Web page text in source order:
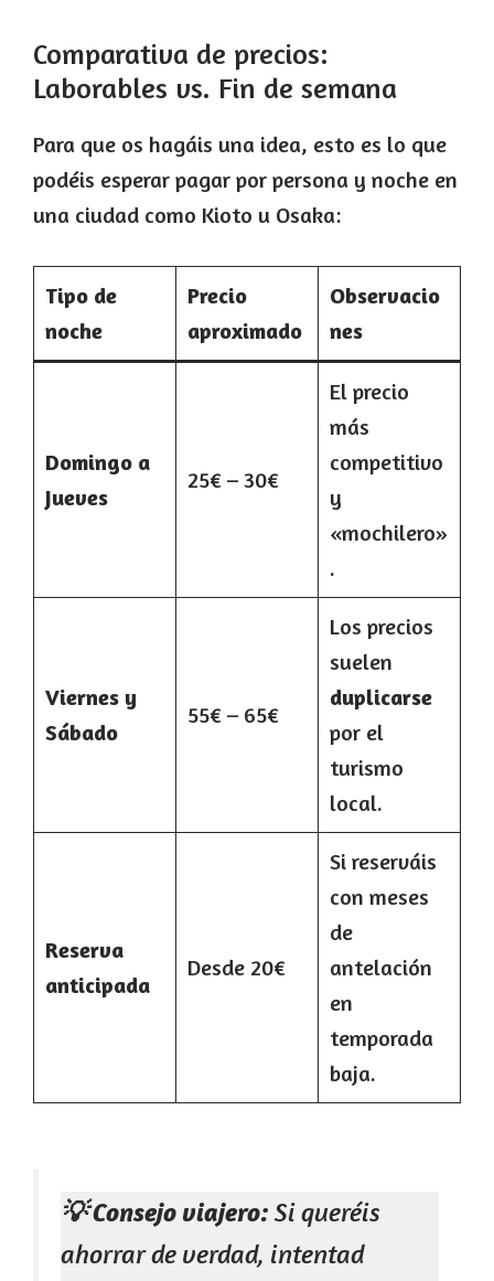
Comparativa de precios:
Laborables vs. Fin de semana
Para que os hagáis una idea, esto es lo que
podéis esperar pagar por persona y noche en
una ciudad como Kioto u Osaka:
Tipo de
noche
Precio
aproximado
Observacio
nes
Domingo a
Jueves
25€ – 30€
El precio
más
competitivo
y
«mochilero»
.
Viernes y
Sábado
55€ – 65€
Los precios
suelen
duplicarse
por el
turismo
local.
Reserva
anticipada
Desde 20€
Si reserváis
con meses
de
antelación
en
temporada
baja.
💡 Consejo viajero:Si queréis
ahorrar de verdad, intentad